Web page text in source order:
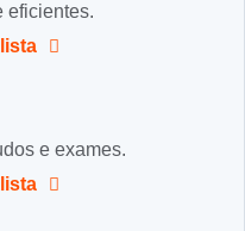
eficientes.
e exames.